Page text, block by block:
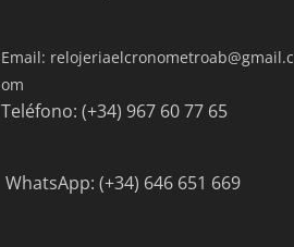
Email: relojeriaelcronometroab@gmail.c
om
Teléfono: (+34) 967 60 77 65
WhatsApp: (+34) 646 651 669